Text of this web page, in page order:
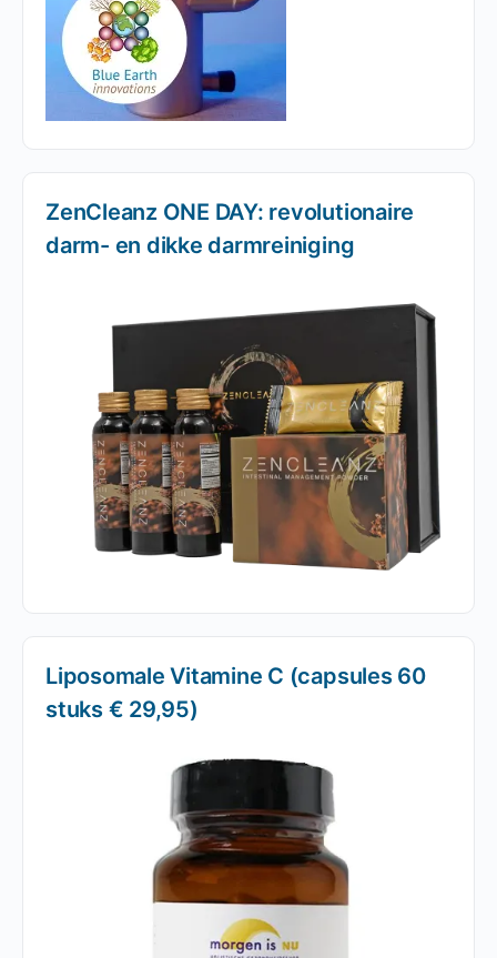
ZenCleanz ONE DAY: revolutionaire
darm- en dikke darmreiniging
Liposomale Vitamine C (capsules 60
stuks € 29,95)